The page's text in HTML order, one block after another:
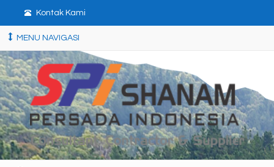
Kontak Kami
MENU NAVIGASI